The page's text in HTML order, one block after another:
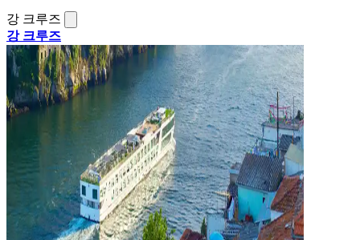
강 크루즈
강 크루즈